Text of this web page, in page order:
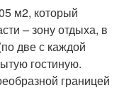
м2, который
– зону отдыха, в
две с каждой
гостиную.
границей